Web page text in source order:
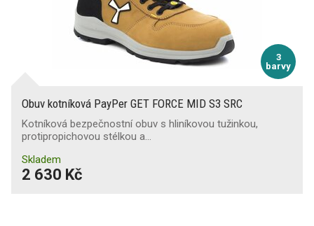
3
barvy
Obuv kotníková PayPer GET FORCE MID S3 SRC
Kotníková bezpečnostní obuv s hliníkovou tužinkou,
protipropichovou stélkou a…
Skladem
2 630 Kč